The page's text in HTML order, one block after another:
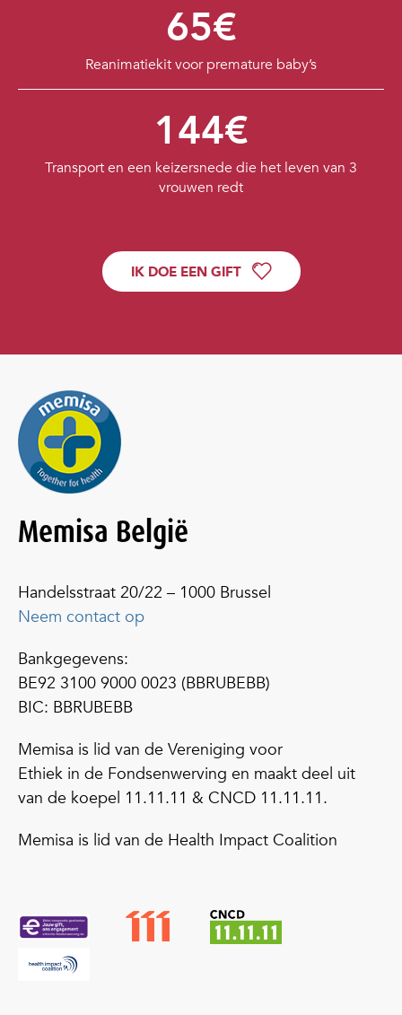
65€
Reanimatiekit voor premature baby’s
144€
Transport en een keizersnede die het leven van 3
vrouwen redt
IK DOE EEN GIFT
Memisa België
Handelsstraat 20/22 – 1000 Brussel
Neem contact op
Bankgegevens:
BE92 3100 9000 0023 (BBRUBEBB)
BIC: BBRUBEBB
Memisa is lid van de Vereniging voor
Ethiek in de Fondsenwerving en maakt deel uit
van de koepel 11.11.11 & CNCD 11.11.11.
Memisa is lid van de Health Impact Coalition